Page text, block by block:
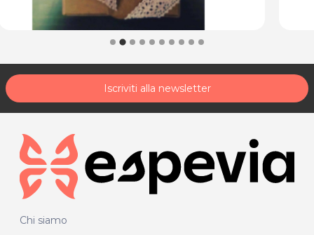
Iscriviti alla newsletter
Chi siamo